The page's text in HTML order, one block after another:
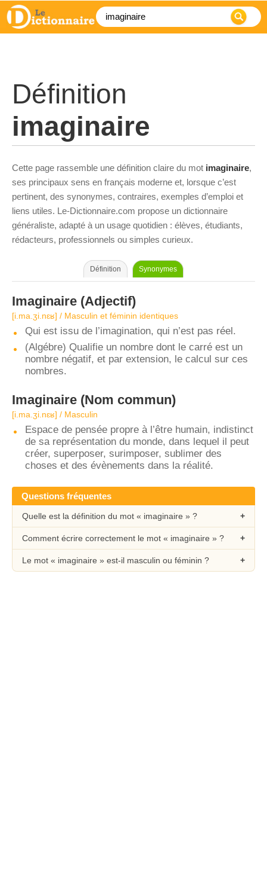
Définition
imaginaire
Cette page rassemble une définition claire du mot imaginaire,
ses principaux sens en français moderne et, lorsque c’est
pertinent, des synonymes, contraires, exemples d’emploi et
liens utiles. Le-Dictionnaire.com propose un dictionnaire
généraliste, adapté à un usage quotidien : élèves, étudiants,
rédacteurs, professionnels ou simples curieux.
Définition Synonymes
Imaginaire (Adjectif)
[i.ma.ʒi.nɛʁ] / Masculin et féminin identiques
Qui est issu de l’imagination, qui n’est pas réel.
(Algébre) Qualifie un nombre dont le carré est un
nombre négatif, et par extension, le calcul sur ces
nombres.
Imaginaire (Nom commun)
[i.ma.ʒi.nɛʁ] / Masculin
Espace de pensée propre à l’être humain, indistinct
de sa représentation du monde, dans lequel il peut
créer, superposer, surimposer, sublimer des
choses et des évènements dans la réalité.
Questions fréquentes
Quelle est la définition du mot « imaginaire » ?
Comment écrire correctement le mot « imaginaire » ?
Le mot « imaginaire » est-il masculin ou féminin ?